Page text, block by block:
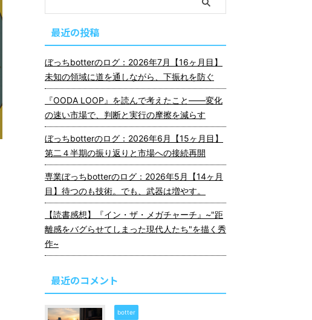
最近の投稿
ぼっちbotterのログ：2026年7月【16ヶ月目】
未知の領域に道を通しながら、下振れを防ぐ
『OODA LOOP』を読んで考えたこと――変化
の速い市場で、判断と実行の摩擦を減らす
ぼっちbotterのログ：2026年6月【15ヶ月目】
第二４半期の振り返りと市場への接続再開
専業ぼっちbotterのログ：2026年5月【14ヶ月
目】待つのも技術。でも、武器は増やす。
【読書感想】『イン・ザ・メガチャーチ』~"距
離感をバグらせてしまった現代人たち"を描く秀
作~
最近のコメント
botter